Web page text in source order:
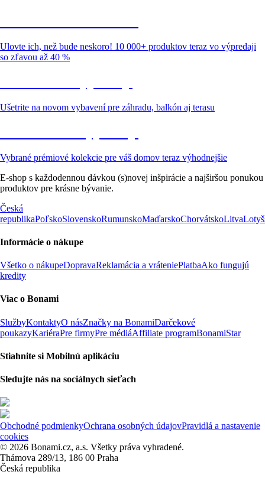
Ulovte ich, než bude neskoro! 10 000+ produktov teraz vo výpredaji
so zľavou až 40 %
Ušetrite na novom vybavení pre záhradu, balkón aj terasu
Vybrané prémiové kolekcie pre váš domov teraz výhodnejšie
E-shop s každodennou dávkou (s)novej inšpirácie a najširšou ponukou
produktov pre krásne bývanie.
Česká
republikaPoľskoSlovenskoRumunskoMaďarskoChorvátskoLitva
Informácie o nákupe
Všetko o nákupeDopravaReklamácia a vráteniePlatbaAko fungujú
kredity
Viac o Bonami
SlužbyKontaktyO násZnačky na BonamiDarčekové
poukazyKariéraPre firmyPre médiáAffiliate programBonamiStar
Stiahnite si Mobilnú aplikáciu
Sledujte nás na sociálnych sieťach
Obchodné podmienkyOchrana osobných údajovPravidlá a nastavenie
cookies
© 2026 Bonami.cz, a.s. Všetky práva vyhradené.
Thámova 289/13, 186 00 Praha
Česká republika